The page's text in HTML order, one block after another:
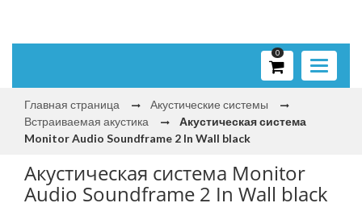
Toggle
0
Главная страница
Акустические системы
Встраиваемая акустика
Акустическая система
Monitor Audio Soundframe 2 In Wall black
Акустическая система Monitor
Audio Soundframe 2 In Wall black